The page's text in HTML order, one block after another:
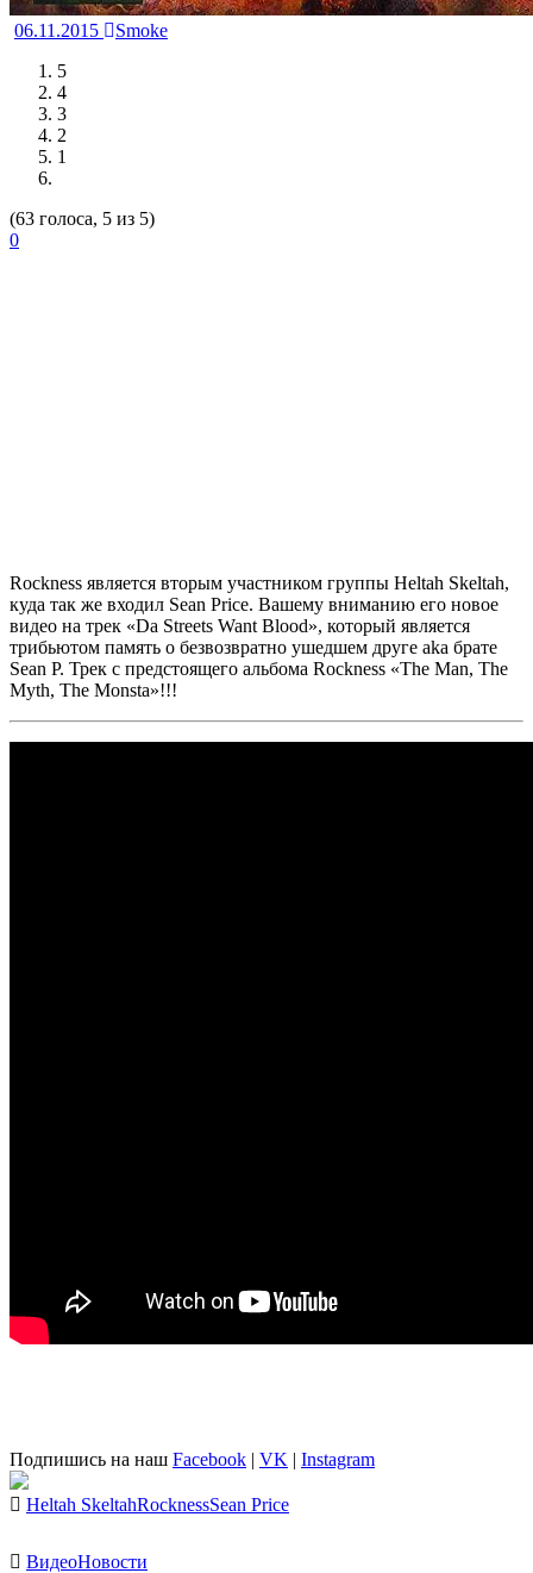
06.11.2015
Smoke
5
4
3
2
1
(63 голоса, 5 из 5)
0
Rockness является вторым участником группы Heltah Skeltah,
куда так же входил Sean Price. Вашему вниманию его новое
видео на трек «Da Streets Want Blood», который является
трибьютом память о безвозвратно ушедшем друге aka брате
Sean P. Трек с предстоящего альбома Rockness «The Man, The
Myth, The Monsta»!!!
Подпишись на наш Facebook | VK | Instagram
Heltah SkeltahRocknessSean Price
ВидеоНовости